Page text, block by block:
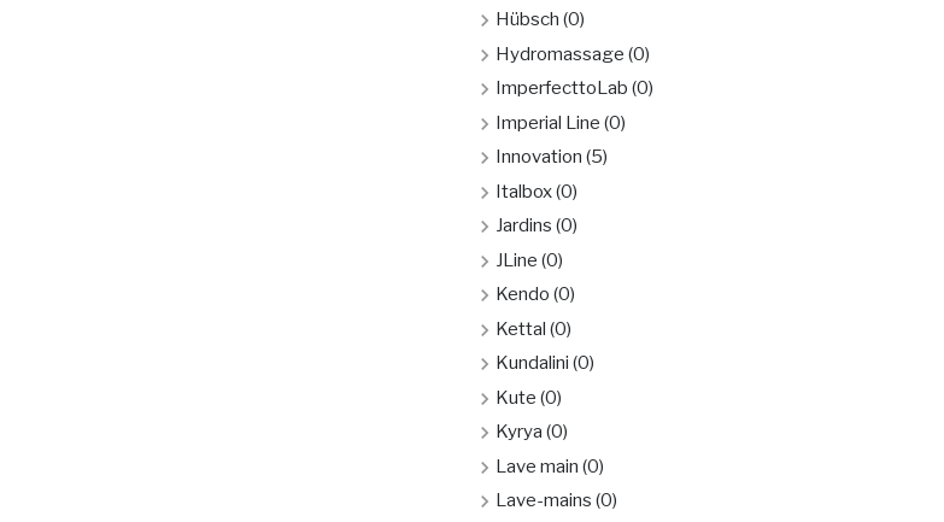
Hübsch (0)
Hydromassage (0)
ImperfecttoLab (0)
Imperial Line (0)
Innovation (5)
Italbox(0)
Jardins (0)
JLine (0)
Kendo (0)
Kettal (0)
Kundalini (0)
Kute (0)
Kyrya (0)
Lave main (0)
Lave-mains (0)